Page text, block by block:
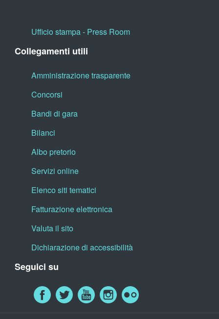
Ufficio stampa - Press Room
Collegamenti utili
Amministrazione trasparente
Concorsi
Bandi di gara
Bilanci
Albo pretorio
Servizi online
Elenco siti tematici
Fatturazione elettronica
Valuta il sito
Dichiarazione di accessibilità
Seguici su